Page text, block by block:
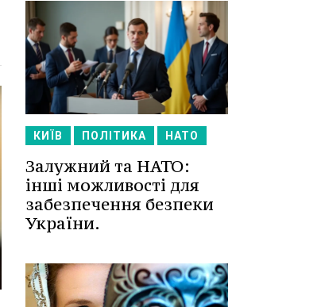
КИЇВ ПОЛІТИКА НАТО
Залужний та НАТО:
інші можливості для
забезпечення безпеки
України.